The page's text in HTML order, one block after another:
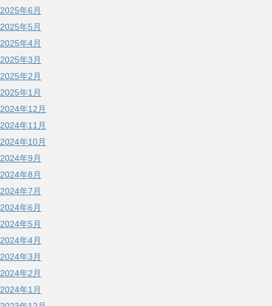
2025年6月
2025年5月
2025年4月
2025年3月
2025年2月
2025年1月
2024年12月
2024年11月
2024年10月
2024年9月
2024年8月
2024年7月
2024年6月
2024年5月
2024年4月
2024年3月
2024年2月
2024年1月